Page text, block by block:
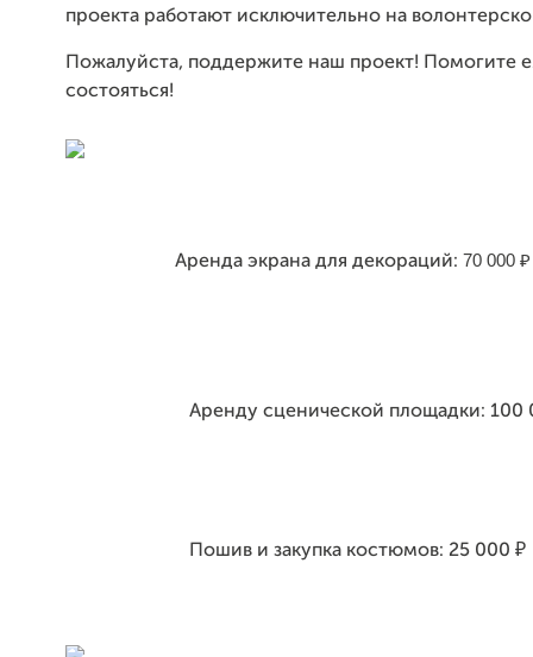
проекта работают исключительно на
Пожалуйста, поддержите наш проект! Помогите
состояться!
Аренда экрана для декораций: 70 000 ₽
Аренду сценической площадки: 100
Пошив и закупка костюмов: 25 000 ₽